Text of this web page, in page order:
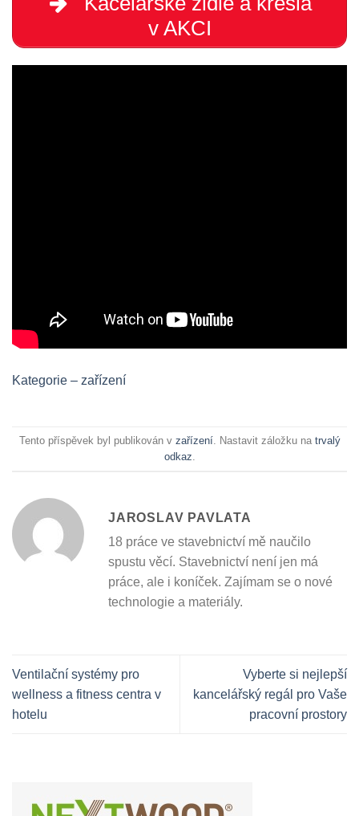
v AKCI
Kategorie – zařízení
Tento příspěvek byl publikován v zařízení. Nastavit záložku na trvalý
odkaz
JAROSLAV PAVLATA
18 práce ve stavebnictví mě naučilo
spustu věcí. Stavebnictví není jen má
práce, ale i koníček. Zajímam se o nové
technologie a materiály.
Ventilační systémy pro
wellness a fitness centra v
hotelu
Vyberte si nejlepší
kancelářský regál pro Vaše
pracovní prostory